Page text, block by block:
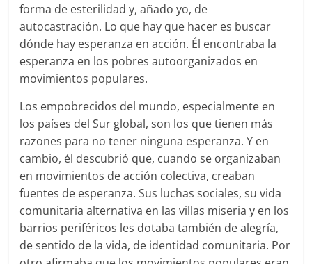
forma de esterilidad y, añado yo, de
autocastración. Lo que hay que hacer es buscar
dónde hay esperanza en acción. Él encontraba la
esperanza en los pobres autoorganizados en
movimientos populares.
Los empobrecidos del mundo, especialmente en
los países del Sur global, son los que tienen más
razones para no tener ninguna esperanza. Y en
cambio, él descubrió que, cuando se organizaban
en movimientos de acción colectiva, creaban
fuentes de esperanza. Sus luchas sociales, su vida
comunitaria alternativa en las villas miseria y en los
barrios periféricos les dotaba también de alegría,
de sentido de la vida, de identidad comunitaria. Por